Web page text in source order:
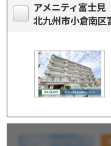
アメニティ富士見
北九州市小倉南